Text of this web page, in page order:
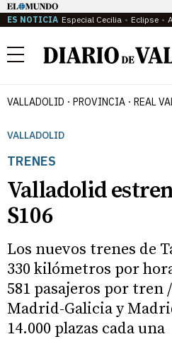
ES NOTICIA Especial Cecilia Eclipse
Menú
VALLADOLID PROVINCIA REAL
VALLADOLID
TRENES
Valladolid
S106
Los nuevos trenes de
330 kilómetros por
581 pasajeros por tren
Madrid-Galicia y
14.000 plazas cada una